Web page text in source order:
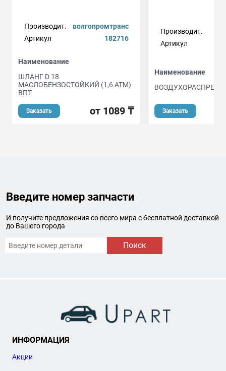
Производит.
волгопромтранс
Артикул
182716
Наименование
ШЛАНГ D 18
МАСЛОБЕНЗОСТОЙКИЙ (1,6 АТМ)
ВПТ
Заказать от 1089 ₸
Производит.
Артикул
Наименование
Заказать
Введите номер запчасти
И получите предложения со всего мира с бесплатной доставкой
до Вашего города
Поиск
ИНФОРМАЦИЯ
Акции